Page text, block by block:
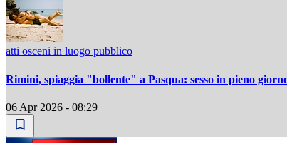
atti osceni in luogo pubblico
Rimini, spiaggia "bollente" a Pasqua: sesso in pieno
06 Apr 2026 - 08:29